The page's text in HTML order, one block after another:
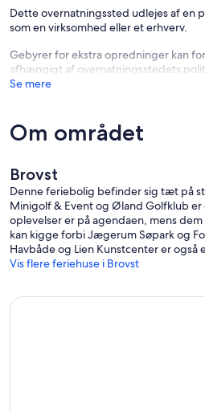
Dette overnatningssted udlejes af en
som en virksomhed eller et erhverv.
Gebyrer for ekstra opredninger kan
afhængigt af overnatningsstedets
Se mere
Om området
Brovst
Denne feriebolig befinder sig tæt på
Minigolf & Event og Øland Golfklub
oplevelser er på agendaen, mens
kan kigge forbi Jægerum Søpark og
Havbåde og Lien Kunstcenter er
Vis flere feriehuse i Brovst